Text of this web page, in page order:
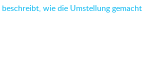
wie die Umstellung gemacht